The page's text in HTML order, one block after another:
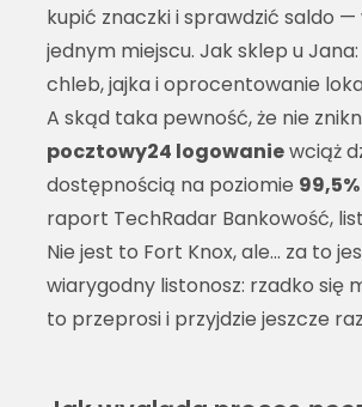
kupić znaczki i sprawdzić saldo
jednym miejscu. Jak sklep u Jana:
chleb, jajka i oprocentowanie
A skąd taka pewność, że nie
pocztowy24 logowaniewciąż
dostępnością na poziomie 99,5%
raport TechRadar Bankowość,
Nie jest to Fort Knox, ale… za to
wiarygodny listonosz: rzadko się
to przeprosi i przyjdzie jeszcze